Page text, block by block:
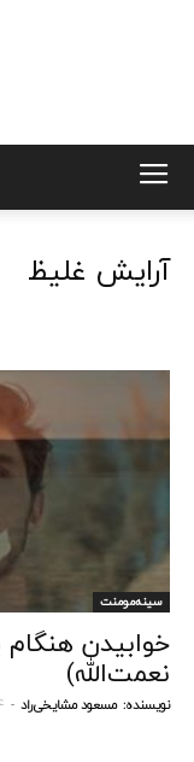
آرایش غلیظ
سینه‌مومنت
خوابیدن هنگام
نعمت‌الله)
نویسنده: مسعود مشایخی‌راد -